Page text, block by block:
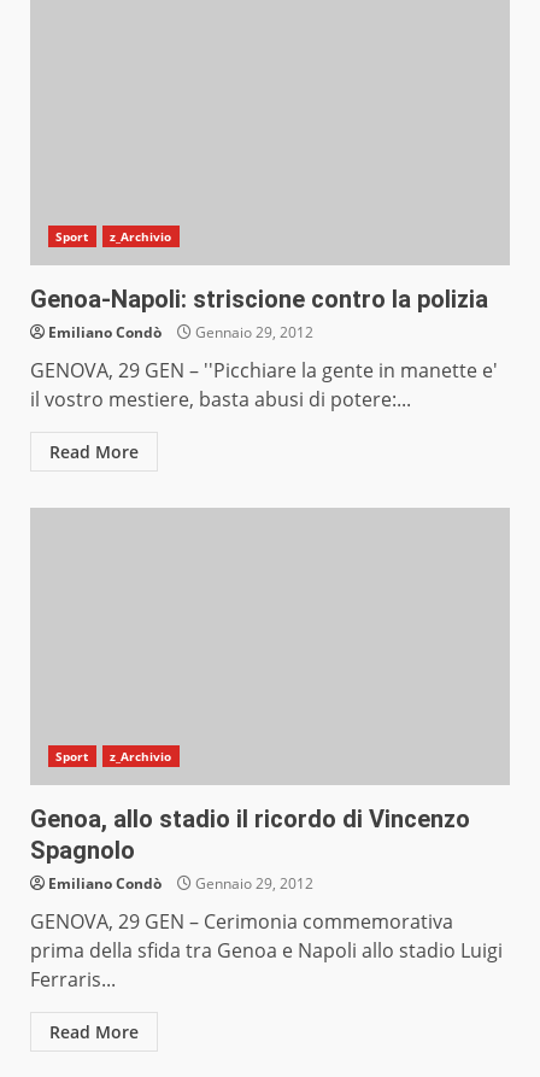
Sport z_Archivio
Genoa-Napoli: striscione contro la polizia
Emiliano Condò Gennaio 29, 2012
GENOVA, 29 GEN – ''Picchiare la gente in manette e'
il vostro mestiere, basta abusi di potere:...
Read More
Sport z_Archivio
Genoa, allo stadio il ricordo di Vincenzo
Spagnolo
Emiliano Condò Gennaio 29, 2012
GENOVA, 29 GEN – Cerimonia commemorativa
prima della sfida tra Genoa e Napoli allo stadio Luigi
Ferraris...
Read More